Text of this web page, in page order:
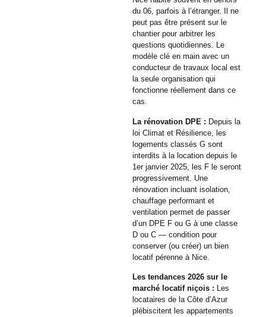
du 06, parfois à l’étranger. Il ne
peut pas être présent sur le
chantier pour arbitrer les
questions quotidiennes. Le
modèle clé en main avec un
conducteur de travaux local est
la seule organisation qui
fonctionne réellement dans ce
cas.
La rénovation DPE : Depuis la
loi Climat et Résilience, les
logements classés G sont
interdits à la location depuis le
1er janvier 2025, les F le seront
progressivement. Une
rénovation incluant isolation,
chauffage performant et
ventilation permet de passer
d’un DPE F ou G à une classe
D ou C — condition pour
conserver (ou créer) un bien
locatif pérenne à Nice.
Les tendances 2026 sur le
marché locatif niçois : Les
locataires de la Côte d’Azur
plébiscitent les appartements